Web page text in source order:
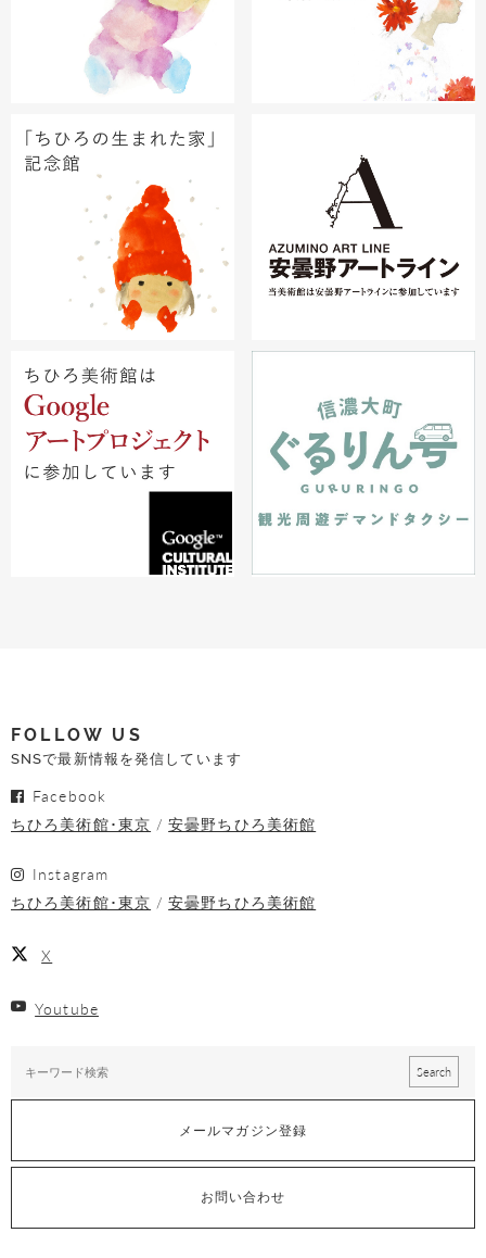
FOLLOW US
SNSで最新情報を発信しています
Facebook
ちひろ美術館･東京
安曇野ちひろ美術館
Instagram
ちひろ美術館･東京
安曇野ちひろ美術館
X
Youtube
メールマガジン登録
お問い合わせ